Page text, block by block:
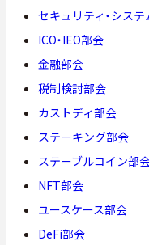
セキュリティ・シス
ICO・IEO部会
金融部会
税制検討部会
カストディ部会
ステーキング部会
ステーブルコイン部
NFT部会
ユースケース部会
DeFi部会